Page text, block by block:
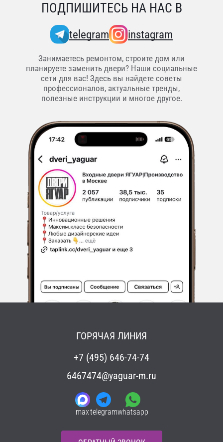
ПОДПИШИТЕСЬ НА НАС В
telegram instagram
Занимаетесь ремонтом, строите дом или
планируете заменить двери? Наши социальные
сети для вас! Здесь вы найдете советы
профессионалов, актуальные тренды,
полезные инструкции и многое другое.
ГОРЯЧАЯ ЛИНИЯ
+7 (495) 646-74-74
6467474@yaguar-m.ru
maxtelegramwhatsapp